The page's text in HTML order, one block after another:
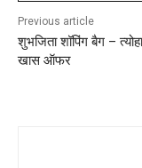
Previous article
शुभजिता शॉपिंग बैग –
खास ऑफर